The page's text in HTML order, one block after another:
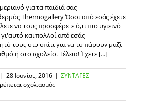
για τα παιδιά σας
Thermogallery Όσοι από εσάς έχετε
να τους προσφέρετε ό,τι πιο υγιεινό
και πολλοί από εσάς
τους στο σπίτι για να το πάρουν μαζί
ή στο σχολείο. Τέλεια! Έχετε [...]
| 28 Ιουνίου, 2016 | ΣΥΝΤΑΓΕΣ
σχολιασμόςστο
για